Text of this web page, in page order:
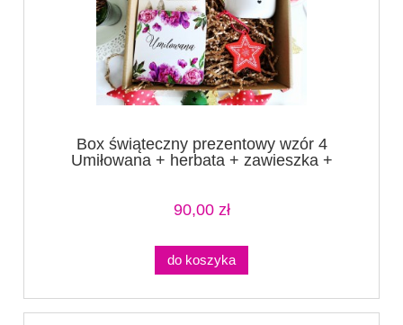
Box świąteczny prezentowy wzór 4
Umiłowana + herbata + zawieszka +
90,00 zł
do koszyka